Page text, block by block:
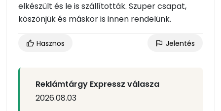
elkészült és le is szállították. Szuper csapat,
köszönjük és máskor is innen rendelünk.
Hasznos Jelentés
Reklámtárgy Expressz válasza
2026.08.03